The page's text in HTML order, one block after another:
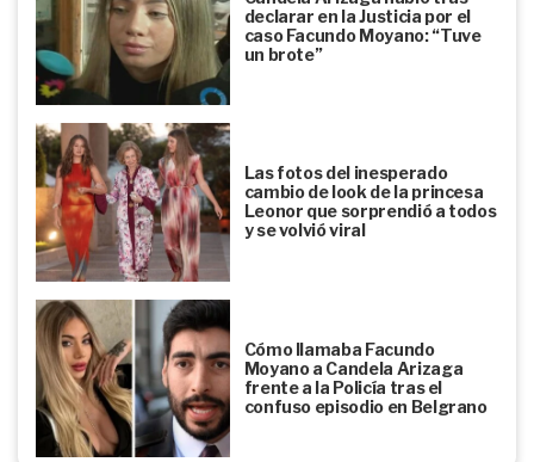
declarar en la Justicia por el
caso Facundo Moyano: “Tuve
un brote”
Las fotos del inesperado
cambio de look de la princesa
Leonor que sorprendió a todos
y se volvió viral
Cómo llamaba Facundo
Moyano a Candela Arizaga
frente a la Policía tras el
confuso episodio en Belgrano